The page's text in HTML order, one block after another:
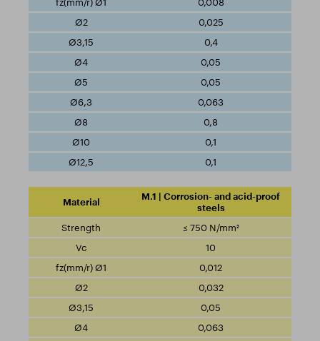
0,008
0,025
0,4
0,05
0,05
0,063
0,8
0,1
0,1
M.1 | Corrosion- and acid-proof
steels
≤ 750 N/mm²
10
0,012
0,032
0,05
0,063